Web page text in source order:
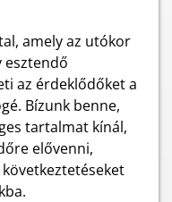
amely az utókor
esztendő
az érdeklődőket a
Bízunk benne,
tartalmat kínál,
elővenni,